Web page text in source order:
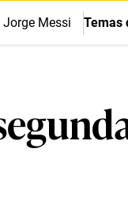
Jorge Messi Temas